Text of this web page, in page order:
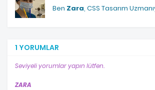
Ben Zara, CSS Tasarım
1 YORUMLAR
Seviyeli yorumlar yapın lütfen.
ZARA